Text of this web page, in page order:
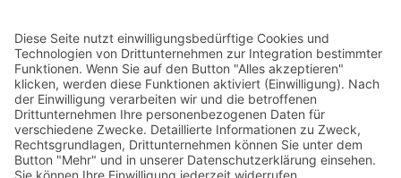
Für Arbeitgeber
Für Arbeitnehmer
Stellenanzeigen
Kandidaten
Kontakt
Datenschutzerklärung